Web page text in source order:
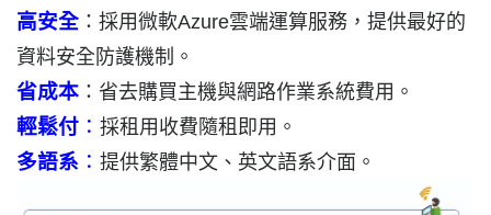
高安全 ：採用微軟Azure雲端運算服務，提供最好的
資料安全防護機制。
省成本 ：省去購買主機與網路作業系統費用。
輕鬆付 ： 採租用收費隨租即用。
多語系 ： 提供繁體中文、英文語系介面。